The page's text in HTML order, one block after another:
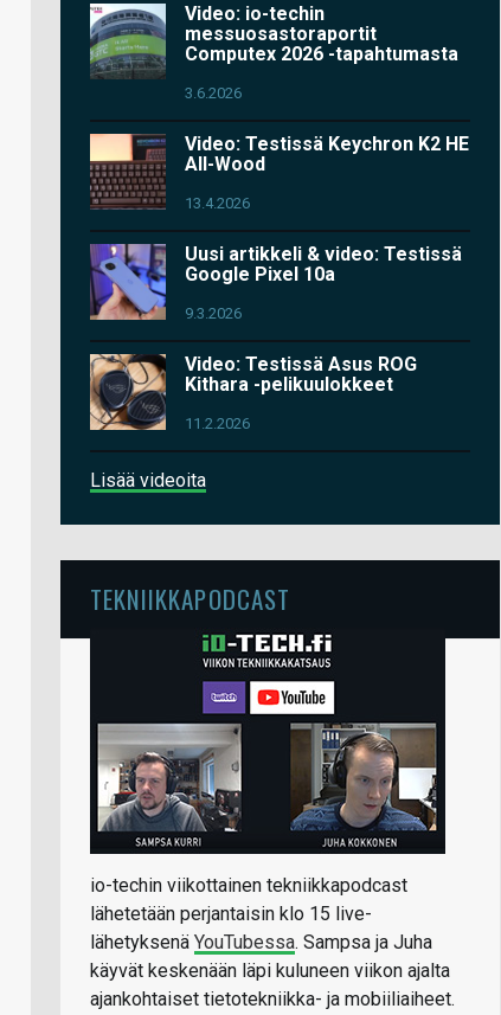
Video: io-techin
messuosastoraportit
Computex 2026 -tapahtumasta
3.6.2026
Video: Testissä Keychron K2 HE
All-Wood
13.4.2026
Uusi artikkeli & video: Testissä
Google Pixel 10a
9.3.2026
Video: Testissä Asus ROG
Kithara -pelikuulokkeet
11.2.2026
Lisää videoita
TEKNIIKKAPODCAST
io-techin viikottainen tekniikkapodcast
lähetetään perjantaisin klo 15 live-
lähetyksenä YouTubessa. Sampsa ja Juha
käyvät keskenään läpi kuluneen viikon ajalta
ajankohtaiset tietotekniikka- ja mobiiliaiheet.